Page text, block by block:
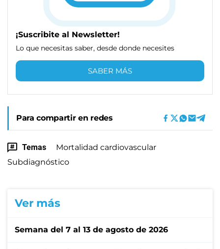
¡Suscribite al Newsletter!
Lo que necesitas saber, desde donde necesites
SABER MÁS
Para compartir en redes
Temas
Mortalidad cardiovascular
Subdiagnóstico
Ver más
Semana del 7 al 13 de agosto de 2026